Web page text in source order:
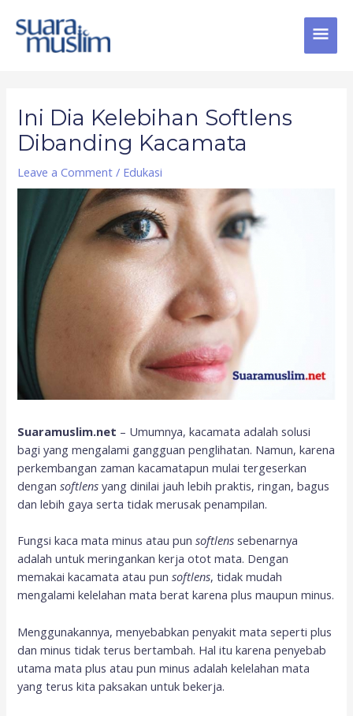
content
Ini Dia Kelebihan Softlens
Dibanding Kacamata
Leave a Comment / Edukasi
Suaramuslim.net – Umumnya, kacamata adalah solusi
bagi yang mengalami gangguan penglihatan. Namun, karena
perkembangan zaman kacamatapun mulai tergeserkan
dengansoftlens yang dinilai jauh lebih praktis, ringan, bagus
dan lebih gaya serta tidak merusak penampilan.
Fungsi kaca mata minus atau punsoftlens sebenarnya
adalah untuk meringankan kerja otot mata. Dengan
memakai kacamata atau punsoftlens, tidak mudah
mengalami kelelahan mata berat karena plus maupun minus.
Menggunakannya, menyebabkan penyakit mata seperti plus
dan minus tidak terus bertambah. Hal itu karena penyebab
utama mata plus atau pun minus adalah kelelahan mata
yang terus kita paksakan untuk bekerja.